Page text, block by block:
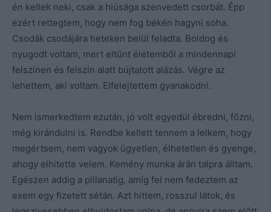
én kellek neki, csak a hiúsága szenvedett csorbát. Épp
ezért rettegtem, hogy nem fog békén hagyni soha.
Csodák csodájára heteken belül feladta. Boldog és
nyugodt voltam, mert eltűnt életemből a mindennapi
felszínen és felszín alatt bújtatott alázás. Végre az
lehettem, aki voltam. Elfelejtettem gyanakodni.
Nem ismerkedtem ezután, jó volt egyedül ébredni, főzni,
még kirándulni is. Rendbe kellett tennem a lelkem, hogy
megértsem, nem vagyok ügyetlen, élhetetlen és gyenge,
ahogy elhitette velem. Kemény munka árán talpra álltam.
Egészen addig a pillanatig, amíg fel nem fedeztem az
exem egy fizetett sétán. Azt hittem, rosszul látok, és